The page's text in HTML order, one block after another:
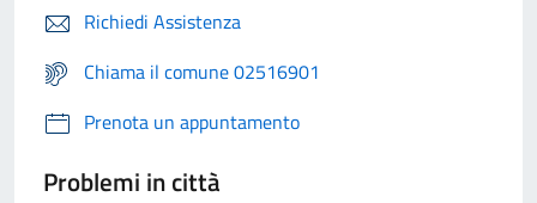
Richiedi Assistenza
Chiama il comune 02516901
Prenota un appuntamento
Problemi in città